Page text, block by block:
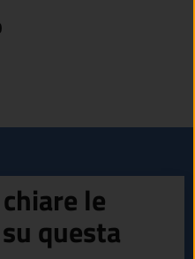
le
questa